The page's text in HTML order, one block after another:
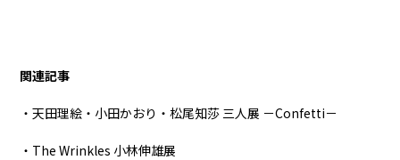
関連記事
・天田理絵・小田かおり・松尾知莎 三人展 －Confetti－
・The Wrinkles 小林伸雄展